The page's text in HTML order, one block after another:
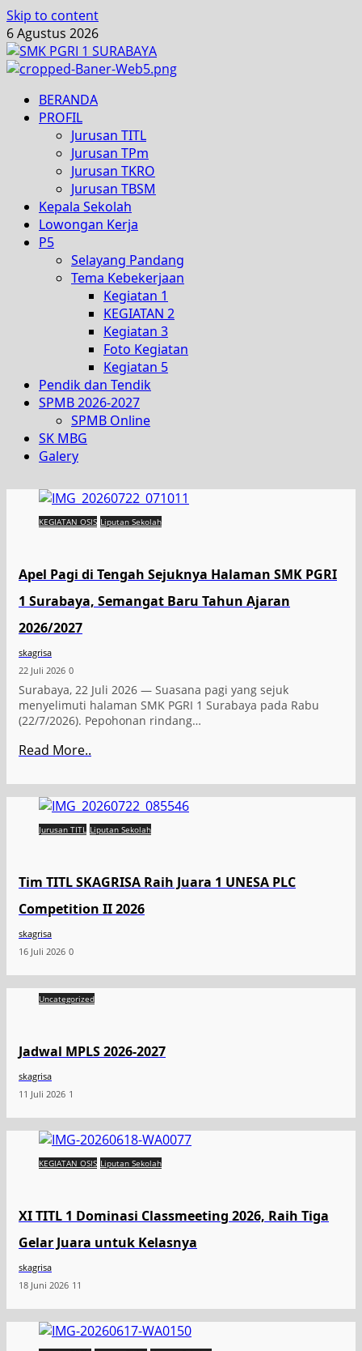
Skip to content
6 Agustus 2026
BERANDA
PROFIL
Jurusan TITL
Jurusan TPm
Jurusan TKRO
Jurusan TBSM
Kepala Sekolah
Lowongan Kerja
P5
Selayang Pandang
Tema Kebekerjaan
Kegiatan 1
KEGIATAN 2
Kegiatan 3
Foto Kegiatan
Kegiatan 5
Pendik dan Tendik
SPMB 2026-2027
SPMB Online
SK MBG
Galery
KEGIATAN OSIS Liputan Sekolah
Apel Pagi di Tengah Sejuknya Halaman SMK PGRI
1 Surabaya, Semangat Baru Tahun Ajaran
2026/2027
skagrisa
22 Juli 2026 0
Surabaya, 22 Juli 2026 — Suasana pagi yang sejuk
menyelimuti halaman SMK PGRI 1 Surabaya pada Rabu
(22/7/2026). Pepohonan rindang…
Read More..
Jurusan TITL Liputan Sekolah
Tim TITL SKAGRISA Raih Juara 1 UNESA PLC
Competition II 2026
skagrisa
16 Juli 2026 0
Uncategorized
Jadwal MPLS 2026-2027
skagrisa
11 Juli 2026 1
KEGIATAN OSIS Liputan Sekolah
XI TITL 1 Dominasi Classmeeting 2026, Raih Tiga
Gelar Juara untuk Kelasnya
skagrisa
18 Juni 2026 11